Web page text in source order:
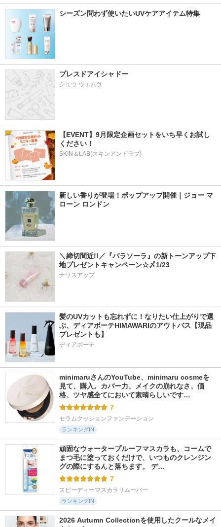
シーズン問わず使いたいUVケアアイテム特集
プレスドアイシャドー
シュウ ウエムラ
【EVENT】9月限定企画セットをいち早くお試し
ください！
SKIN＆LAB(スキンアンドラブ)
新しい香りが登場！ポップアップ開催｜ジョー マ
ローン ロンドン
＼締切間近!!／『パラソーラ』の新トーンアップ下
地プレゼントキャンペーン☆〆1/23
ナリスアップ
髪のUVカットも忘れずに！なりたい仕上がりで選
ぶ、ディアボーテHIMAWARIのアウトバス【現品
プレゼントも】
ディアボーテ
minimaruさんのYouTube、minimaru cosmeを
見て、購入。カバー力、メイクの崩れなさ、価
格、ツヤ感全てにおいて素晴らしいです…
7
セラムクッションファンデーション
ランキングIN
頑固なウォータープルーフマスカラも、コームで
まつ毛に塗っておくだけで、いつものクレンジン
グの際にするんと落ちます。 デ…
7
スピーディーマスカラリムーバー
ランキングIN
2026 Autumn Collectionを使用したクールなメイ